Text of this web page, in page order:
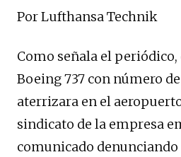
Por Lufthansa Technik
Como señala el periódico,
Boeing 737 con número
aterrizara en el
sindicato de la empresa
comunicado